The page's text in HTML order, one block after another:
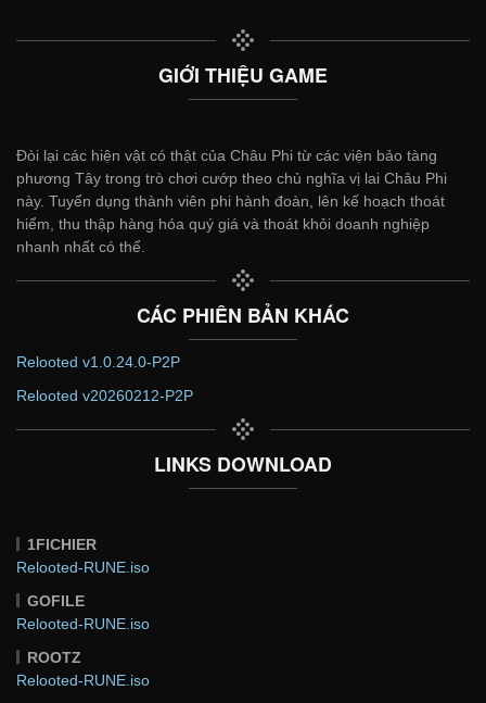
GIỚI THIỆU GAME
Đòi lại các hiện vật có thật của Châu Phi từ các viện bảo tàng
phương Tây trong trò chơi cướp theo chủ nghĩa vị lai Châu Phi
này. Tuyển dụng thành viên phi hành đoàn, lên kế hoạch thoát
hiểm, thu thập hàng hóa quý giá và thoát khỏi doanh nghiệp
nhanh nhất có thể.
CÁC PHIÊN BẢN KHÁC
Relooted v1.0.24.0-P2P
Relooted v20260212-P2P
LINKS DOWNLOAD
1FICHIER
Relooted-RUNE.iso
GOFILE
Relooted-RUNE.iso
ROOTZ
Relooted-RUNE.iso